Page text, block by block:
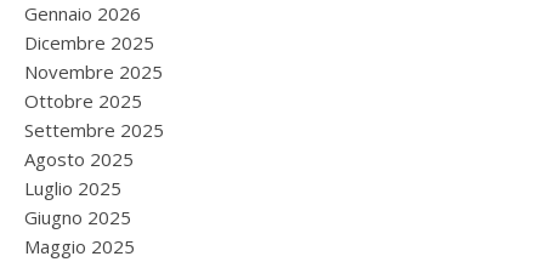
Gennaio 2026
Dicembre 2025
Novembre 2025
Ottobre 2025
Settembre 2025
Agosto 2025
Luglio 2025
Giugno 2025
Maggio 2025